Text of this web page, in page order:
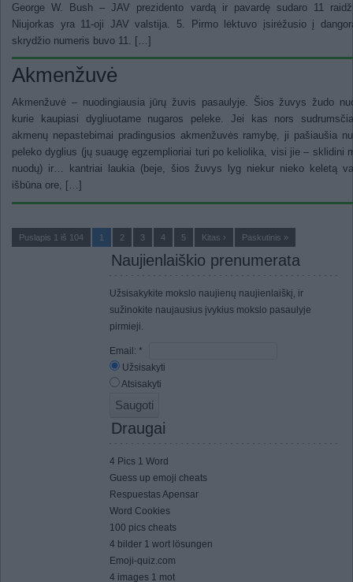
George W. Bush – JAV prezidento vardą ir pavardę sudaro 11
Niujorkas yra 11-oji JAV valstija. 5. Pirmo lėktuvo įsirėžusio į
skrydžio numeris buvo 11. […]
Akmenžuvė
Akmenžuvė – nuodingiausia jūrų žuvis pasaulyje. Šios žuvys žudo
kurie kaupiasi dygliuotame nugaros peleke. Jei kas nors
akmenų nepastebimai pradingusios akmenžuvės ramybę, ji pašiaušia
peleko dyglius (jų suaugę egzemplioriai turi po keliolika, visi jie – sklidini
nuodų) ir… kantriai laukia (beje, šios žuvys lyg niekur nieko keletą
išbūna ore, […]
Puslapis 1 iš 104 1 2 3 4 5 Kitas › Paskutinis »
Naujienlaiškio prenumerata
Užsisakykite mokslo naujienų naujienlaiškį, ir
sužinokite naujausius įvykius mokslo pasaulyje
pirmieji.
Email: *
Užsisakyti
Atsisakyti
Draugai
4 Pics 1 Word
Guess up emoji cheats
Respuestas Apensar
Word Cookies
100 pics cheats
4 bilder 1 wort lösungen
Emoji-quiz.com
4 images 1 mot